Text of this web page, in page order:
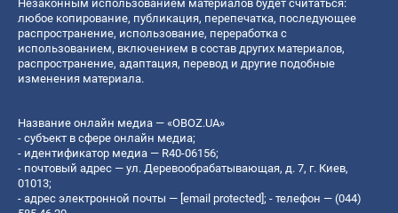
Незаконным использованием материалов будет считаться:
любое копирование, публикация, перепечатка, последующее
распространение, использование, переработка с
использованием, включением в состав других материалов,
распространение, адаптация, перевод и другие подобные
изменения материала.
Название онлайн медиа — «OBOZ.UA»
- субъект в сфере онлайн медиа;
- идентификатор медиа — R40-06156;
- почтовый адрес — ул. Деревообрабатывающая, д. 7, г. Киев,
01013;
- адрес электронной почты — [email protected] ; - телефон — (044)